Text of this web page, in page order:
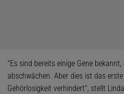
"Es sind bereits einige Gene
abschwächen. Aber dies ist das
Gehörlosigkeit verhindert", stellt